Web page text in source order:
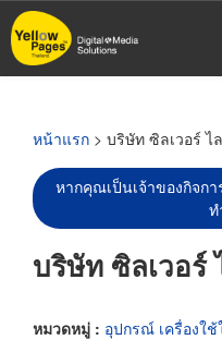
ข้าม
ไป
หน้าแรก > บริษัท ซิลเวอร์ ไ
หากคุณเป็นเจ้าของกิจก
ท
บริษัท ซิลเวอร์
หมวดหมู่ : อุปกรณ์ เครื่องใ